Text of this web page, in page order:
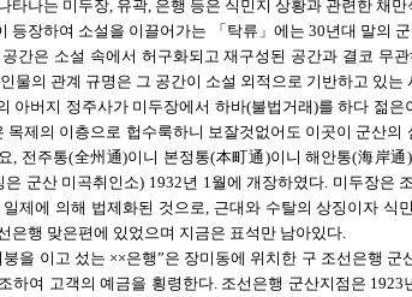
타나는 미두장, 유곽, 은행 등은 식민지 상황과 관련한 채
등장하여 소설을 이끌어가는 「탁류」에는 30년대 말의
간은 소설 속에서 허구화되고 재구성된 공간과 결코 무
물의 관계 규명은 그 공간이 소설 외적으로 기반하고 있는
아버지 정주사가 미두장에서 하바(불법거래)를 하다 젊
목제의 이층으로 헙수룩하니 보잘것없어도 이곳이 군산의
, 전주통(全州通)이니 본정통(本町通)이니 해안통(海岸通)
은 군산 미곡취인소) 1932년 1월에 개장하였다. 미두장은
제에 의해 법제화된 것으로, 근대와 수탈의 상징이자 식
은행 맞은편에 있었으며 지금은 표석만 남아있다.
붕을 이고 섰는 ××은행”은 장미동에 위치한 구 조선은행
하여 고객의 예금을 횡령한다. 조선은행 군산지점은